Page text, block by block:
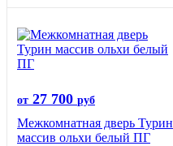
от 27 700 руб
Межкомнатная дверь Турин
массив ольхи белый ПГ